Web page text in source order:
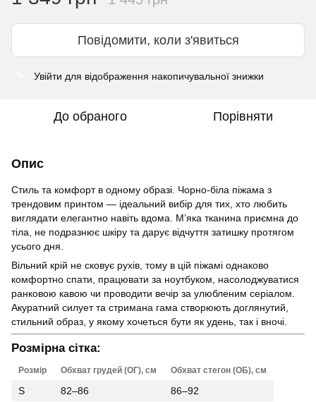
Повідомити, коли з'явиться
Увійти для відображення накопичувальної знижки
До обраного Порівняти
Опис
Стиль та комфорт в одному образі. Чорно-біла піжама з
трендовим принтом — ідеальний вибір для тих, хто любить
виглядати елегантно навіть вдома. М’яка тканина приємна до
тіла, не подразнює шкіру та дарує відчуття затишку протягом
усього дня.
Вільний крій не сковує рухів, тому в цій піжамі однаково
комфортно спати, працювати за ноутбуком, насолоджуватися
ранковою кавою чи проводити вечір за улюбленим серіалом.
Акуратний силует та стримана гама створюють доглянутий,
стильний образ, у якому хочеться бути як удень, так і вночі.
Розмірна сітка:
Розмір Обхват грудей (ОГ), см Обхват стегон (ОБ), см
S 82–86
86–92